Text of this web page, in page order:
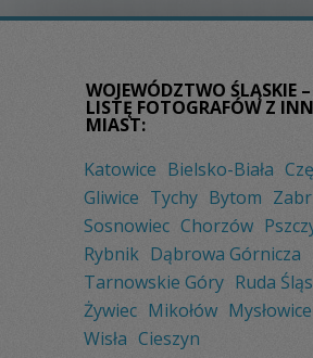
WOJEWÓDZTWO ŚLĄSKIE
LISTĘ FOTOGRAFÓW Z
MIAST:
Katowice Bielsko-Biała
Gliwice Tychy Bytom
Sosnowiec Chorzów
Rybnik Dąbrowa Górnicza
Tarnowskie Góry Ruda
Żywiec Mikołów Mysłowice
Wisła Cieszyn